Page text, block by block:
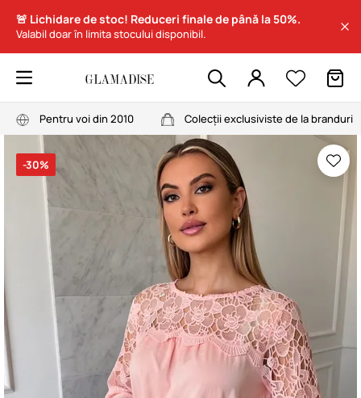
🚨 Lichidare de stoc! Reduceri finale de până la 50%.
Valabil doar în limita stocului disponibil.
Pentru voi din 2010 Colecții exclusiviste de la branduri
-30%